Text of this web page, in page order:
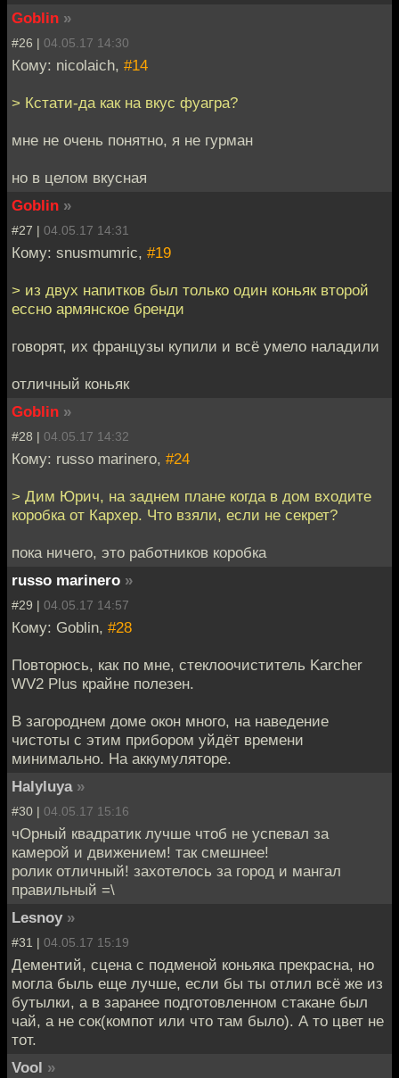
Goblin »
#26 | 04.05.17 14:30
Кому: nicolaich, #14
> Кстати-да как на вкус фуагра?
мне не очень понятно, я не гурман
но в целом вкусная
Goblin »
#27 | 04.05.17 14:31
Кому: snusmumric, #19
> из двух напитков был только один коньяк второй
ессно армянское бренди
говорят, их французы купили и всё умело наладили
отличный коньяк
Goblin »
#28 | 04.05.17 14:32
Кому: russo marinero, #24
> Дим Юрич, на заднем плане когда в дом входите
коробка от Кархер. Что взяли, если не секрет?
пока ничего, это работников коробка
russo marinero »
#29 | 04.05.17 14:57
Кому: Goblin, #28
Повторюсь, как по мне, стеклоочиститель Karcher
WV2 Plus крайне полезен.
В загороднем доме окон много, на наведение
чистоты с этим прибором уйдёт времени
минимально. На аккумуляторе.
Halyluya »
#30 | 04.05.17 15:16
чОрный квадратик лучше чтоб не успевал за
камерой и движением! так смешнее!
ролик отличный! захотелось за город и мангал
правильный =\
Lesnoy »
#31 | 04.05.17 15:19
Дементий, сцена с подменой коньяка прекрасна, но
могла быль еще лучше, если бы ты отлил всё же из
бутылки, а в заранее подготовленном стакане был
чай, а не сок(компот или что там было). А то цвет не
тот.
Vool »